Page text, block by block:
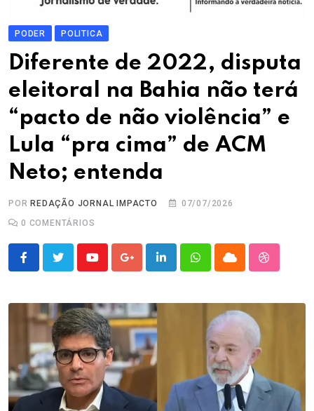
PODER POLITICA
Diferente de 2022, disputa
eleitoral na Bahia não terá
“pacto de não violência” e
Lula “pra cima” de ACM
Neto; entenda
POR REDAÇÃO JORNAL IMPACTO
07/07/2026
0 COMENTÁRIOS
YoutubeGoogle+LinkedInWhatsappCloud